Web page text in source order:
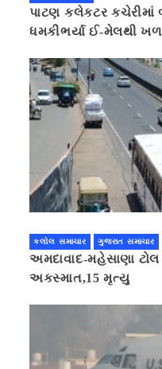
પાટણ કલેકટર કચેરીમાં
કલોલ સમાચાર ગુજરાત સમાચાર
અમદાવાદ-મહેસાણા ટોલ
અકસ્માત,15 મૃત્યુ